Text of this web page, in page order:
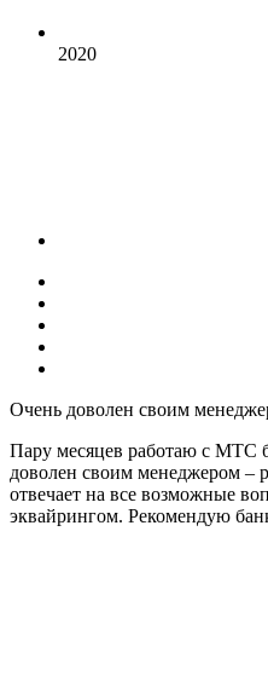
2020
Очень доволен своим
Пару месяцев работаю с МТС
доволен своим менеджером –
отвечает на все возможные
эквайрингом. Рекомендую